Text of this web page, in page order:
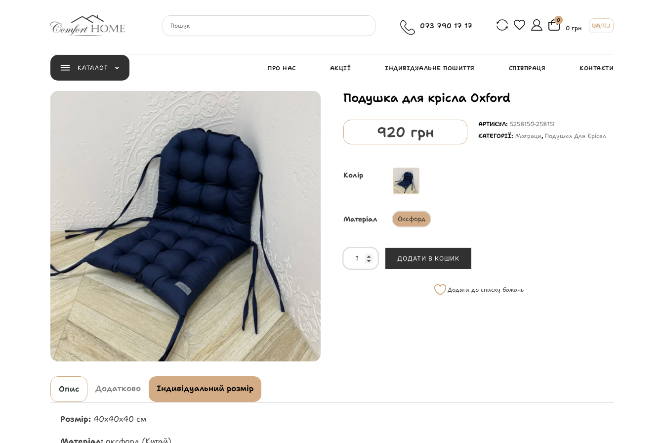
073 790 17 17
0
0 грн UA/RU
КАТАЛОГ ПРО НАС АКЦІЇ ІНДИВІДУАЛЬНЕ ПОШИТТЯ СПІВПРАЦЯ КОНТАКТИ
Подушка для крісла Oxford
920 грн АРТИКУЛ: 5258150-258151
КАТЕГОРІЇ:Матраци,Подушки Для Крісел
Колір
Матеріал Оксфорд
ДОДАТИ В КОШИК
Додати до списку бажань
Опис Додатково Індивідуальний розмір
Розмір: 40х40х40 см